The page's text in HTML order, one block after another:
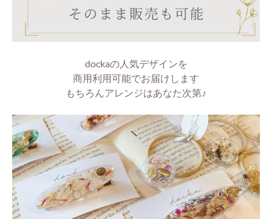
dockaの人気デザインを
商用利用可能でお届けします
もちろんアレンジはあなた次第♪